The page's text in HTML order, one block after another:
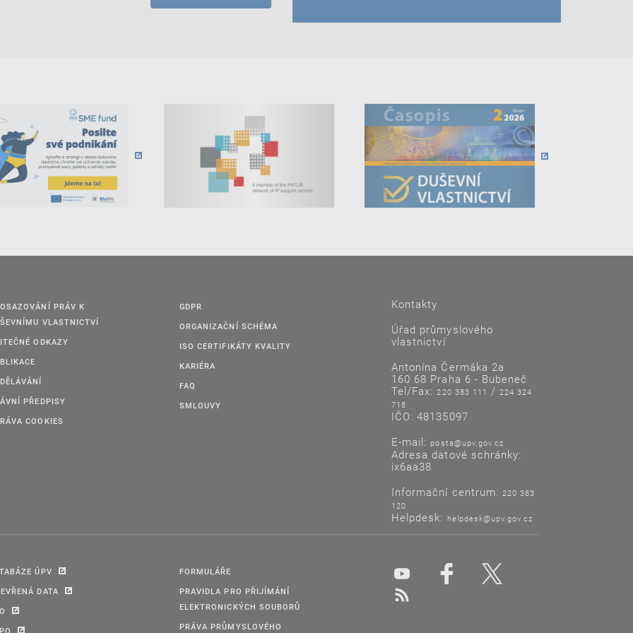
PRÁV K
VLASTNICTVÍ
ODKAZY
PŘEDPISY
COOKIES
GDPR
ORGANIZAČNÍ SCHÉMA
ISO CERTIFIKÁTY KVALITY
KARIÉRA
FAQ
SMLOUVY
Kontakty
Úřad průmyslového
vlastnictví
Antonína Čermáka 2a
160 68 Praha 6 - Bubeneč
Tel/Fax:220 383 111 /224 324
718
IČO: 48135097
E-mail: posta@upv.gov.cz
Adresa datové schránky:
ix6aa38
Informační centrum: 220 383
120
Helpdesk: helpdesk@upv.gov.cz
ÚPV
DATA
FORMULÁŘE
PRAVIDLA PRO PŘIJÍMÁNÍ
ELEKTRONICKÝCH SOUBORŮ
PRÁVA PRŮMYSLOVÉHO